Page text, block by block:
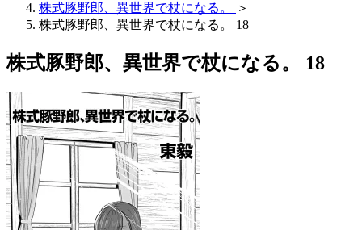
株式豚野郎、異世界で杖になる。
＞
株式豚野郎、異世界で杖になる。 18
株式豚野郎、異世界で杖になる。 18